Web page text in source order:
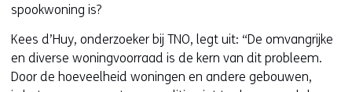
r
e
w
spookwoning is?
Kees d’Huy, onderzoeker bij TNO, legt uit: “De omvangrijke
en diverse woningvoorraad is de kern van dit probleem.
Door de hoeveelheid woningen en andere gebouwen,